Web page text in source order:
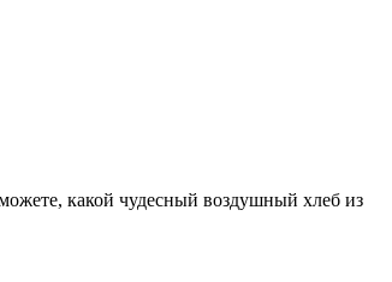
какой чудесный воздушный хлеб из